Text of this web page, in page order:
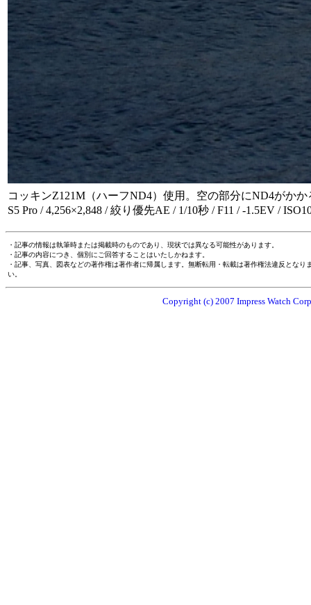
コッキンZ121M（ハーフND4）使用。空の部分にND4がか
S5 Pro / 4,256×2,848 / 絞り優先AE / 1/10秒 / F11 / -1.5EV /
・記事の情報は執筆時または掲載時のものであり、現状では異なる可能性があります。
・記事の内容につき、個別にご回答することはいたしかねます。
・記事、写真、図表などの著作権は著作者に帰属します。無断転用・転載は著作権法違反とな
い。
Copyright (c) 2007 Impress Watch